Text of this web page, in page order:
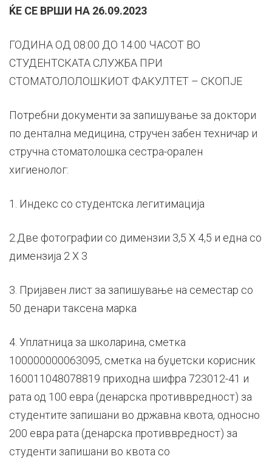
ЌЕ СЕ ВРШИ НА 26.09.2023
ГОДИНА ОД 08:00 ДО 14:00 ЧАСОТ ВО
СТУДЕНТСКАТА СЛУЖБА ПРИ
СТОМАТОЛОЛОШКИОТ ФАКУЛТЕТ – СКОПЈЕ
Потребни документи за запишување за доктори
по дентална медицина, стручен забен техничар и
стручна стоматолошка сестра-орален
хигиенолог:
1. Индекс со студентска легитимација
2.Две фотографии со димензии 3,5 Х 4,5 и една со
димензија 2 Х 3
3. Пријавен лист за запишување на семестар со
50 денари таксена марка
4. Уплатница за школарина, сметка
100000000063095, сметка на буџетски корисник
160011048078819 приходна шифра 723012-41 и
рата од 100 евра (денарска противвредност) за
студентите запишани во државна квота, односно
200 евра рата (денарска противвредност) за
студенти запишани во квота со